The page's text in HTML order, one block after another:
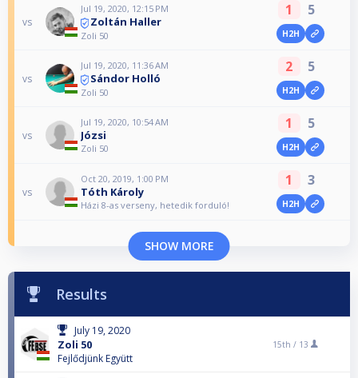
vs
Jul 19, 2020, 12:15 PM
Zoltán Haller
Zoli 50
1 5
H2H
vs
Jul 19, 2020, 11:36 AM
Sándor Holló
Zoli 50
2 5
H2H
vs
Jul 19, 2020, 10:54 AM
Józsi
Zoli 50
1 5
H2H
vs
Oct 20, 2019, 1:00 PM
Tóth Károly
Házi 8-as verseny, hetedik forduló!
1 3
H2H
SHOW MORE
Results
July 19, 2020
Zoli 50
Fejlődjünk Együtt
15th / 13